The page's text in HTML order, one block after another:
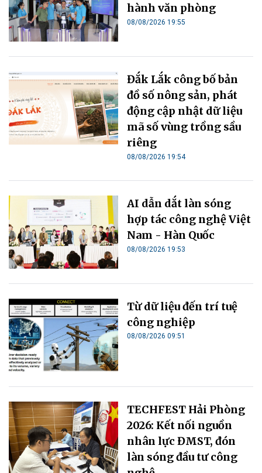
hành văn phòng
08/08/2026 19:55
Đắk Lắk công bố bản
đồ số nông sản, phát
động cập nhật dữ liệu
mã số vùng trồng sầu
riêng
08/08/2026 19:54
AI dẫn dắt làn sóng
hợp tác công nghệ Việt
Nam - Hàn Quốc
08/08/2026 19:53
Từ dữ liệu đến trí tuệ
công nghiệp
08/08/2026 09:51
TECHFEST Hải Phòng
2026: Kết nối nguồn
nhân lực ĐMST, đón
làn sóng đầu tư công